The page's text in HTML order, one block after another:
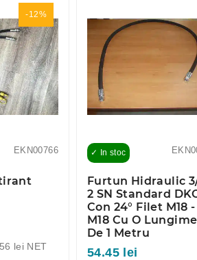
-12%
EKN00766
lei NET
✓ In stoc
Furtun Hidraulic
2 SN Standard
Con 24° Filet M18 -
M18 Cu O Lungime
De 1 Metru
54.45 lei